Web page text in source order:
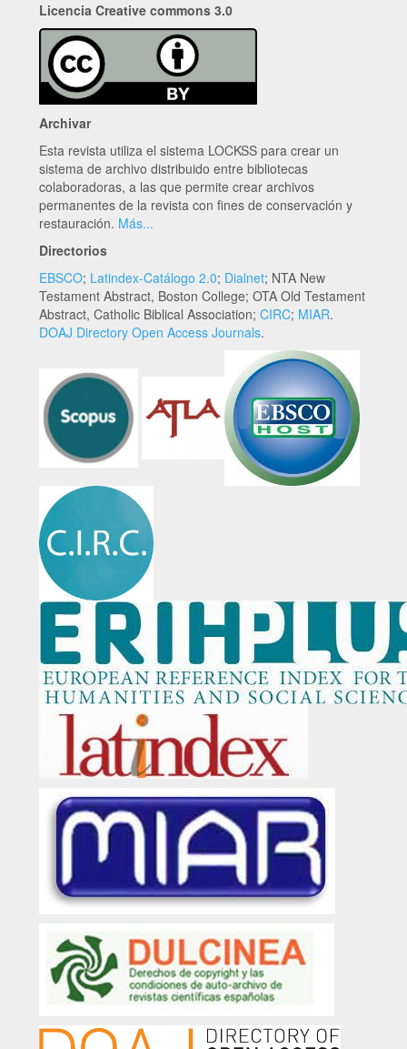
Licencia Creative commons 3.0
Archivar
Esta revista utiliza el sistema LOCKSS para crear un
sistema de archivo distribuido entre bibliotecas
colaboradoras, a las que permite crear archivos
permanentes de la revista con fines de conservación y
restauración. Más...
Directorios
EBSCO; Latindex-Catálogo 2.0; Dialnet; NTA New
Testament Abstract, Boston College; OTA Old Testament
Abstract, Catholic Biblical Association; CIRC; MIAR.
DOAJ Directory Open Access Journals.